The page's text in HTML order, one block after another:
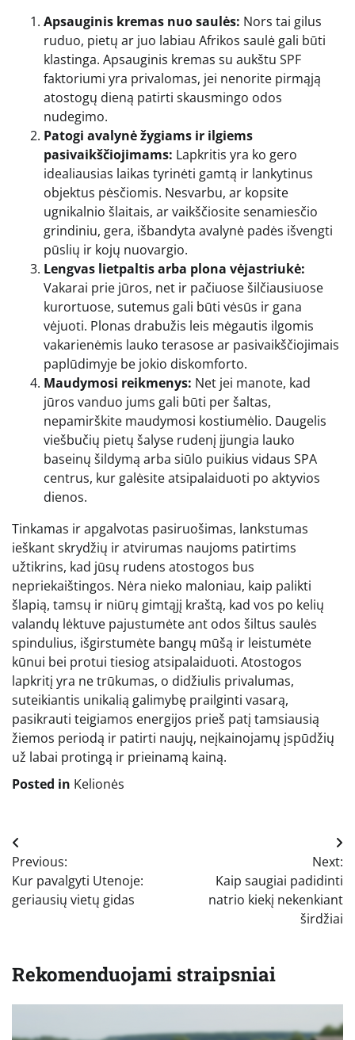
Apsauginis kremas nuo saulės: Nors tai gilus
ruduo, pietų ar juo labiau Afrikos saulė gali būti
klastinga. Apsauginis kremas su aukštu SPF
faktoriumi yra privalomas, jei nenorite pirmąją
atostogų dieną patirti skausmingo odos
nudegimo.
Patogi avalynė žygiams ir ilgiems
pasivaikščiojimams: Lapkritis yra ko gero
idealiausias laikas tyrinėti gamtą ir lankytinus
objektus pėsčiomis. Nesvarbu, ar kopsite
ugnikalnio šlaitais, ar vaikščiosite senamiesčio
grindiniu, gera, išbandyta avalynė padės išvengti
pūslių ir kojų nuovargio.
Lengvas lietpaltis arba plona vėjastriukė:
Vakarai prie jūros, net ir pačiuose šilčiausiuose
kurortuose, sutemus gali būti vėsūs ir gana
vėjuoti. Plonas drabužis leis mėgautis ilgomis
vakarienėmis lauko terasose ar pasivaikščiojimais
paplūdimyje be jokio diskomforto.
Maudymosi reikmenys: Net jei manote, kad
jūros vanduo jums gali būti per šaltas,
nepamirškite maudymosi kostiumėlio. Daugelis
viešbučių pietų šalyse rudenį įjungia lauko
baseinų šildymą arba siūlo puikius vidaus SPA
centrus, kur galėsite atsipalaiduoti po aktyvios
dienos.
Tinkamas ir apgalvotas pasiruošimas, lankstumas
ieškant skrydžių ir atvirumas naujoms patirtims
užtikrins, kad jūsų rudens atostogos bus
nepriekaištingos. Nėra nieko maloniau, kaip palikti
šlapią, tamsų ir niūrų gimtąjį kraštą, kad vos po kelių
valandų lėktuve pajustumėte ant odos šiltus saulės
spindulius, išgirstumėte bangų mūšą ir leistumėte
kūnui bei protui tiesiog atsipalaiduoti. Atostogos
lapkritį yra ne trūkumas, o didžiulis privalumas,
suteikiantis unikalią galimybę prailginti vasarą,
pasikrauti teigiamos energijos prieš patį tamsiausią
žiemos periodą ir patirti naujų, neįkainojamų įspūdžių
už labai protingą ir prieinamą kainą.
Posted in Kelionės
Navigacija
tarp
įrašų
Previous:
Kur pavalgyti Utenoje:
geriausių vietų gidas
Next:
Kaip saugiai padidinti
natrio kiekį nekenkiant
širdžiai
Rekomenduojami straipsniai